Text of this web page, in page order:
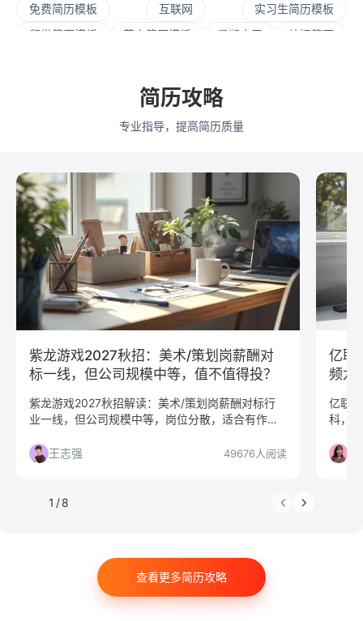
免费简历模板
互联网
实习生简历模板
留学简历模板
英文简历模板 暑期实习
校招简历
考研复试 简历范文
运营简历模板
测试
平面设计/美工
人力资源
会展策划 医疗/健康
品牌公关
算法工程师
快消 JavaScript
.NET工程师
C#工程师
网络安全 数据分析
嵌入式
市场/营销
采购贸易 商务拓展 外贸
销售
文案/策划
SEO/SEM 新媒体
清华大学
北京大学
复旦大学 上海交通大学
浙江大学
武汉大学
中山大学 中国人民大学
对外经贸大学
香港大学
四川大学 南开大学
南京大学
吉林大学
中南大学 深圳大学
暨南大学
金融
文化/传媒
房地产
仓储/物流
艺术与设计 电子信息工程
简历攻略
专业指导，提高简历质量
紫龙游戏2027秋招：美术/策划岗薪酬对
标一线，但公司规模中等，值不值得投？
紫龙游戏2027秋招解读：美术/策划岗薪酬对标行
业一线，但公司规模中等，岗位分散，适合有作品
王志强
49676人阅读
亿联
频龙
亿联
科，
慎投。
1 /8
查看更多简历攻略